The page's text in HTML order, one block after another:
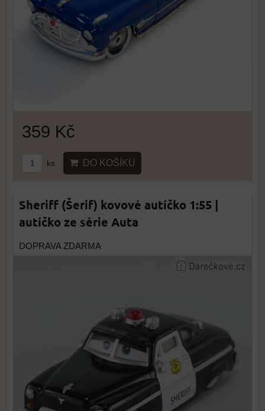
359 Kč
ks DO KOŠÍKU
Sheriff (Šerif) kovové autíčko 1:55 |
autíčko ze série Auta
DOPRAVA ZDARMA